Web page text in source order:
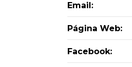
Email:
Página Web:
Facebook: